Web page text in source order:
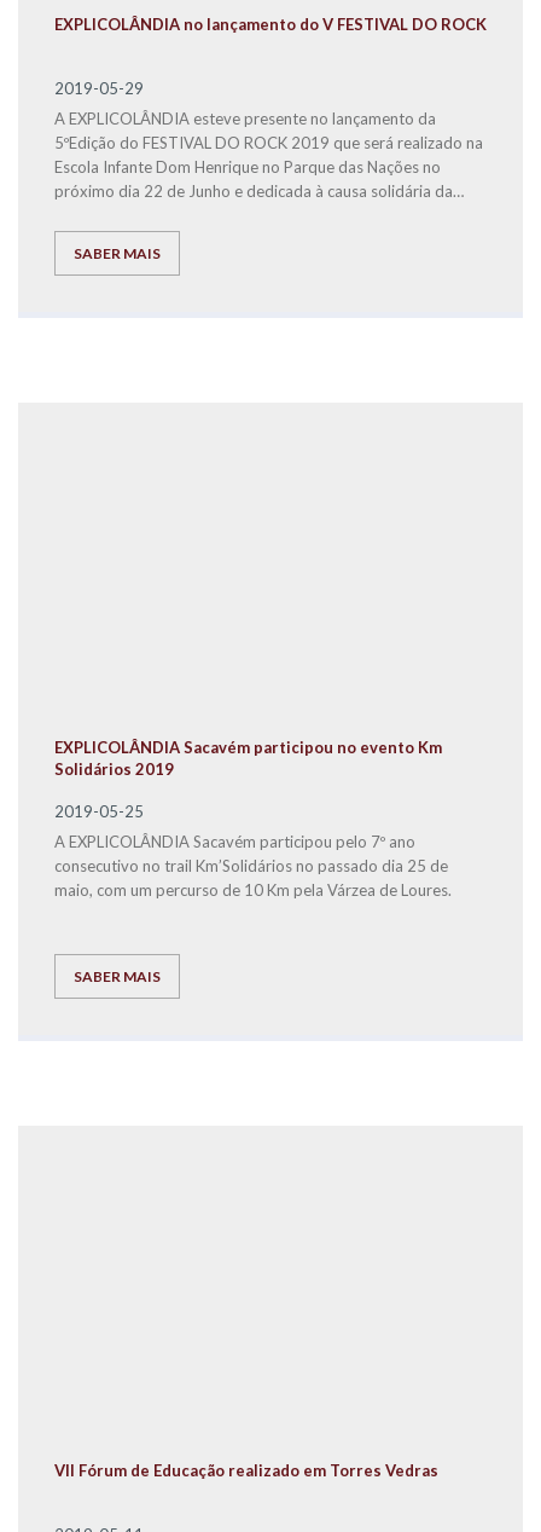
EXPLICOLÂNDIA no lançamento do V FESTIVAL DO ROCK
2019-05-29
A EXPLICOLÂNDIA esteve presente no lançamento da
5ºEdição do FESTIVAL DO ROCK 2019 que será realizado na
Escola Infante Dom Henrique no Parque das Nações no
próximo dia 22 de Junho e dedicada à causa solidária da
SABER MAIS
EXPLICOLÂNDIA Sacavém participou no evento Km
Solidários 2019
2019-05-25
A EXPLICOLÂNDIA Sacavém participou pelo 7º ano
consecutivo no trail Km’Solidários no passado dia 25 de
maio, com um percurso de 10 Km pela Várzea de Loures.
SABER MAIS
VII Fórum de Educação realizado em Torres Vedras